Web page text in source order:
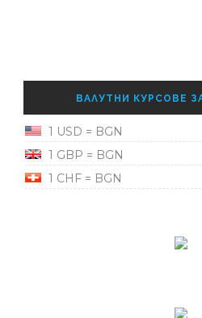
ВАЛУТНИ КУРСОВЕ
1 USD = BGN
1 GBP = BGN
1 CHF = BGN